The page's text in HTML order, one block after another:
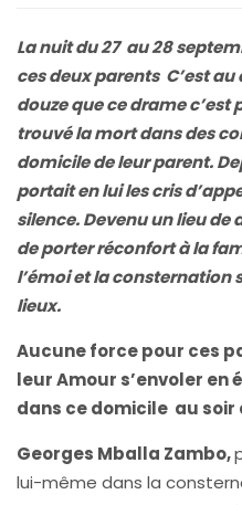
La nuit du 27 au 28
ces deux parents C’est
douze que ce drame
trouvé la mort dans des
domicile de leur parent.
portait en lui les cris
silence. Devenu un lieu de
de porter réconfort à la
l’émoi et la consternation
lieux.
Aucune force pour ces
leur Amour s’envoler en
dans ce domicile au soir
Georges Mballa Zambo,
lui-même dans la